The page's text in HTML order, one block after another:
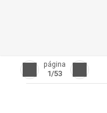
página
1/53